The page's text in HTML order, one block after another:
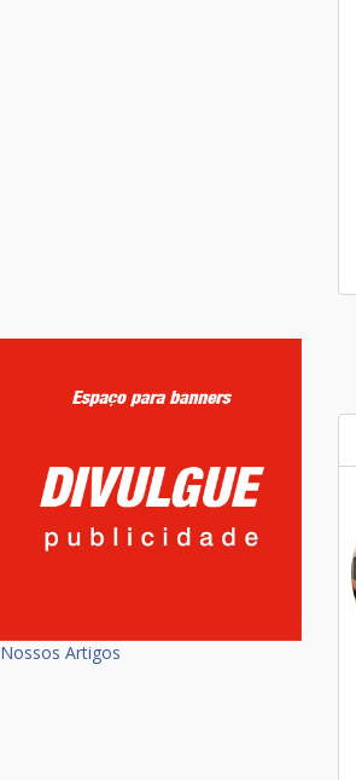
Nossos Artigos